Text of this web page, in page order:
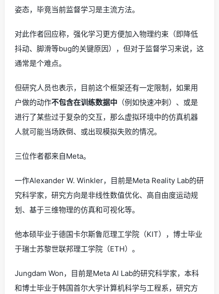
姿态，毕竟当前监督学习是主流方法。
对此作者回应称，强化学习更方便加入物理约束（即降低
抖动、脚滑等bug的关键原因），但对于监督学习来说，这
通常是个难点。
但研究人员也表示，目前这个框架还有一定限制，如果用
户做的动作不包含在训练数据中 （例如快速冲刺）、或是
进行了某些过于复杂的交互，那么虚拟环境中的仿真机器
人就可能当场跌倒、或出现模拟失败的情况。
三位作者都来自Meta。
一作Alexander W. Winkler，目前是Meta Reality Lab的研
究科学家，研究方向是非线性数值优化、高自由度运动规
划、基于三维物理的仿真和可视化等。
他本硕毕业于德国卡尔斯鲁厄理工学院（KIT），博士毕业
于瑞士苏黎世联邦理工学院（ETH）。
Jungdam Won，目前是Meta AI Lab的研究科学家，本科
和博士毕业于韩国首尔大学计算机科学与工程系，研究方